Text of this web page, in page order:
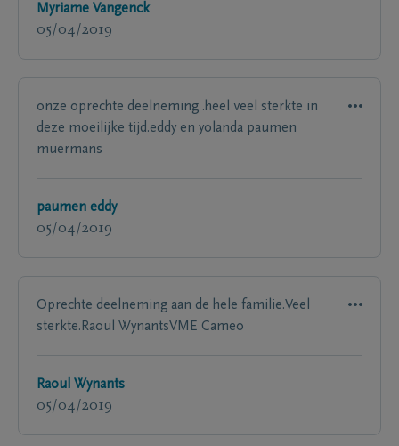
Myriame Vangenck
05/04/2019
onze oprechte deelneming .heel veel sterkte in
deze moeilijke tijd.eddy en yolanda paumen
muermans
paumen eddy
05/04/2019
Oprechte deelneming aan de hele familie.Veel
sterkte.Raoul WynantsVME Cameo
Raoul Wynants
05/04/2019